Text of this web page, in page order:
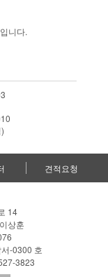
니다.
견적요청
14
상훈
-0300 호
3823